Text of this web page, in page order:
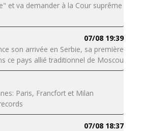
et va demander à la Cour suprême
07/08 19:39
son arrivée en Serbie, sa première
ce pays allié traditionnel de Moscou
Paris, Francfort et Milan
07/08 18:37